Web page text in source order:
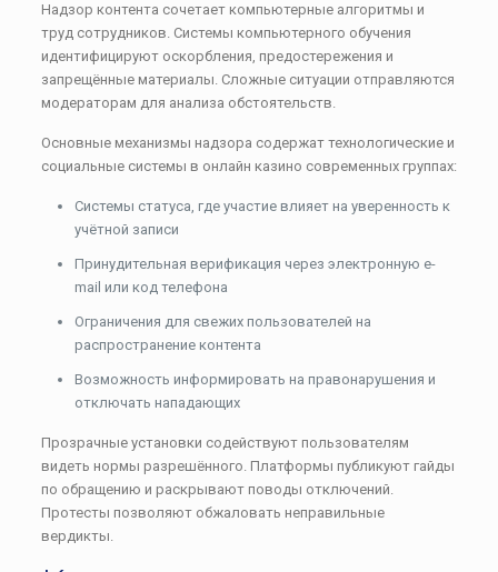
Надзор контента сочетает компьютерные алгоритмы и
труд сотрудников. Системы компьютерного обучения
идентифицируют оскорбления, предостережения и
запрещённые материалы. Сложные ситуации отправляются
модераторам для анализа обстоятельств.
Основные механизмы надзора содержат технологические и
социальные системы в онлайн казино современных группах:
Системы статуса, где участие влияет на уверенность к
учётной записи
Принудительная верификация через электронную e-
mail или код телефона
Ограничения для свежих пользователей на
распространение контента
Возможность информировать на правонарушения и
отключать нападающих
Прозрачные установки содействуют пользователям
видеть нормы разрешённого. Платформы публикуют гайды
по обращению и раскрывают поводы отключений.
Протесты позволяют обжаловать неправильные
вердикты.